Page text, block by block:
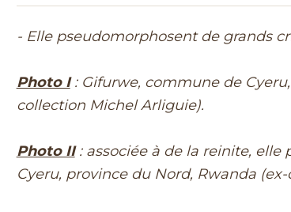
- Elle pseudomorphosent de grands
Photo I: Gifurwe, commune de
collection Michel Arliguie).
Photo II: associée à de la reinite,
Cyeru, province du Nord, Rwanda